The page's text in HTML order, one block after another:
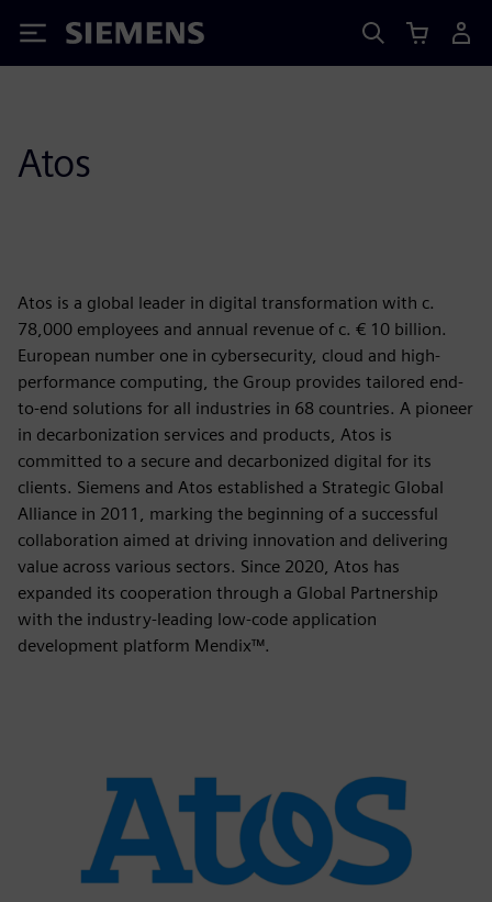
Siemens
Atos
Atos is a global leader in digital transformation with c.
78,000 employees and annual revenue of c. € 10 billion.
European number one in cybersecurity, cloud and high-
performance computing, the Group provides tailored end-
to-end solutions for all industries in 68 countries. A pioneer
in decarbonization services and products, Atos is
committed to a secure and decarbonized digital for its
clients. Siemens and Atos established a Strategic Global
Alliance in 2011, marking the beginning of a successful
collaboration aimed at driving innovation and delivering
value across various sectors. Since 2020, Atos has
expanded its cooperation through a Global Partnership
with the industry-leading low-code application
development platform Mendix™.